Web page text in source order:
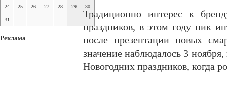
24 25 26 27 28 29 30
31
Реклама
Традиционно интерес к
праздников, в этом году пик
после презентации новых
значение наблюдалось 3
Новогодних праздников, когда